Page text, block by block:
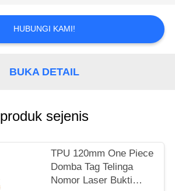
HUBUNGI KAMI!
BUKA DETAIL
produk sejenis
TPU 120mm One Piece
Domba Tag Telinga
Nomor Laser Bukti